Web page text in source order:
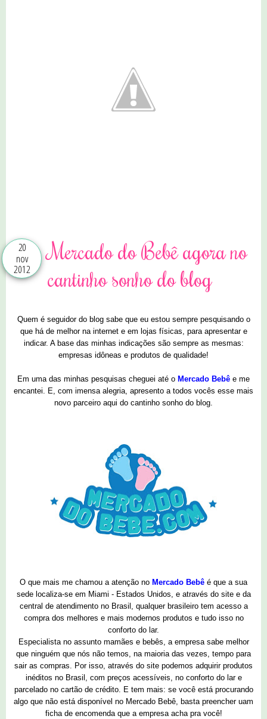
20
nov
2012
Mercado do Bebê agora no
cantinho sonho do blog
Quem é seguidor do blog sabe que eu estou sempre pesquisando o
que há de melhor na internet e em lojas físicas, para apresentar e
indicar. A base das minhas indicações são sempre as mesmas:
empresas idôneas e produtos de qualidade!
Em uma das minhas pesquisas cheguei até o Mercado Bebê e me
encantei. E, com imensa alegria, apresento a todos vocês esse mais
novo parceiro aqui do cantinho sonho do blog.
O que mais me chamou a atenção no Mercado Bebê é que a sua
sede localiza-se em Miami - Estados Unidos, e através do site e da
central de atendimento no Brasil, qualquer brasileiro tem acesso a
compra dos melhores e mais modernos produtos e tudo isso no
conforto do lar.
Especialista no assunto mamães e bebês, a empresa sabe melhor
que ninguém que nós não temos, na maioria das vezes, tempo para
sair as compras. Por isso, através do site podemos adquirir produtos
inéditos no Brasil, com preços acessíveis, no conforto do lar e
parcelado no cartão de crédito. E tem mais: se você está procurando
algo que não está disponível no Mercado Bebê, basta preencher uam
ficha de encomenda que a empresa acha pra você!